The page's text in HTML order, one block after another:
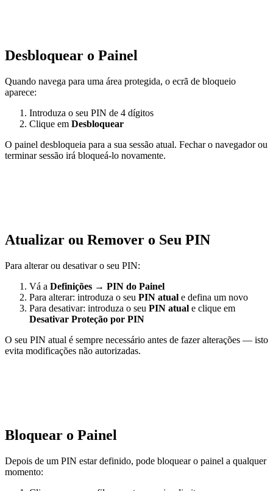
Desbloquear o Painel
Quando navega para uma área protegida, o ecrã de bloqueio
aparece:
Introduza o seu PIN de 4 dígitos
Clique em Desbloquear
O painel desbloqueia para a sua sessão atual. Fechar o navegador ou
terminar sessão irá bloqueá-lo novamente.
Atualizar ou Remover o Seu PIN
Para alterar ou desativar o seu PIN:
Vá a Definições → PIN do Painel
Para alterar: introduza o seu PIN atual e defina um novo
Para desativar: introduza o seu PIN atual e clique em
Desativar Proteção por PIN
O seu PIN atual é sempre necessário antes de fazer alterações — isto
evita modificações não autorizadas.
Bloquear o Painel
Depois de um PIN estar definido, pode bloquear o painel a qualquer
momento: